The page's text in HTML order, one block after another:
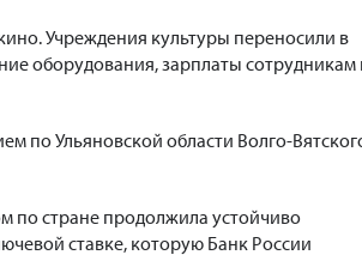
Учреждения культуры переносили в
оборудования, зарплаты сотрудникам
по Ульяновской области Волго-
по стране продолжила устойчиво
ставке, которую Банк России